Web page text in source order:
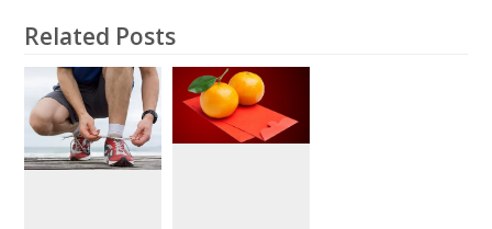
Related Posts